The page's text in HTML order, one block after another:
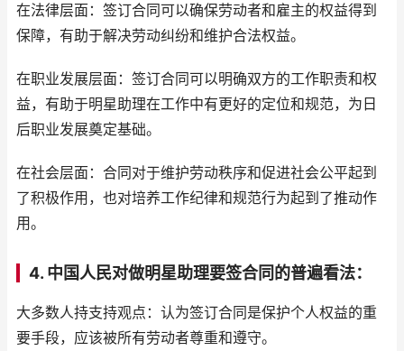
在法律层面：签订合同可以确保劳动者和雇主的权益得到
保障，有助于解决劳动纠纷和维护合法权益。
在职业发展层面：签订合同可以明确双方的工作职责和权
益，有助于明星助理在工作中有更好的定位和规范，为日
后职业发展奠定基础。
在社会层面：合同对于维护劳动秩序和促进社会公平起到
了积极作用，也对培养工作纪律和规范行为起到了推动作
用。
4. 中国人民对做明星助理要签合同的普遍看法：
大多数人持支持观点：认为签订合同是保护个人权益的重
要手段，应该被所有劳动者尊重和遵守。